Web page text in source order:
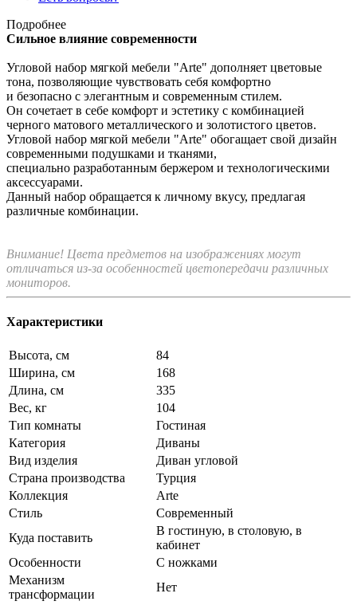
Подробнее
Сильное влияние современности
Угловой набор мягкой мебели "Arte" дополняет цветовые
тона, позволяющие чувствовать себя комфортно
и безопасно с элегантным и современным стилем.
Он сочетает в себе комфорт и эстетику с комбинацией
черного матового металлического и золотистого цветов.
Угловой набор мягкой мебели "Arte" обогащает свой дизайн
современными подушками и тканями,
специально разработанным бержером и технологическими
аксессуарами.
Данный набор обращается к личному вкусу, предлагая
различные комбинации.
Внимание! Цвета предметов на изображениях могут
отличаться из-за особенностей цветопередачи различных
мониторов.
Характеристики
Высота, см
84
Ширина, см
168
Длина, см
335
Вес, кг
104
Тип комнаты
Гостиная
Категория
Диваны
Вид изделия
Диван угловой
Страна производства
Турция
Коллекция
Arte
Стиль
Современный
Куда поставить
В гостиную, в столовую, в
кабинет
Особенности
С ножками
Механизм
трансформации
Нет